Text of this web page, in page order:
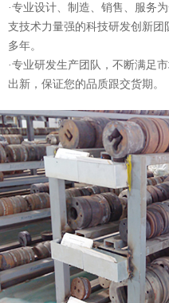
加工设备齐全
产品品质可靠，交
·我们致力打造更好的服务体验
调试，售后不定期回访，每一个
·客服7*24小时全天候在线，为
时、省力、省事、省钱。